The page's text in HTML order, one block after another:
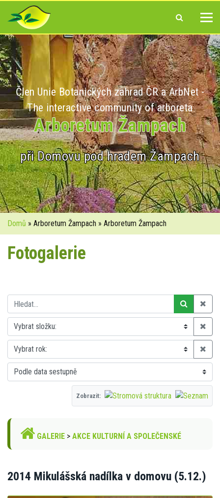
Člen Unie Botanických zahrad ČR a ArbNet -
The interactive community of arboreta
Arboretum Žampach
při Domovu pod hradem Žampach
Domů » Arboretum Žampach » Arboretum Žampach
Fotogalerie
Zobrazit:
GALERIE > AKCE KULTURNÍ A SPOLEČENSKÉ
2014 Mikulášská nadílka v domovu (5.12.)